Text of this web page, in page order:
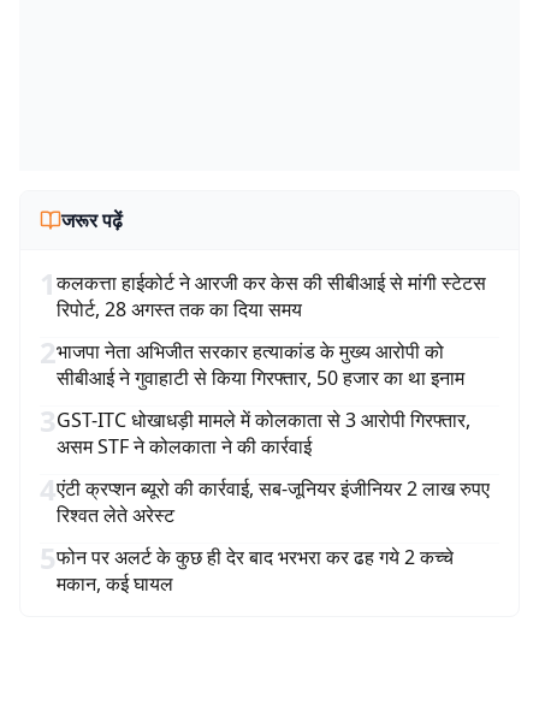
जरूर पढ़ें
1कलकत्ता हाईकोर्ट ने आरजी कर केस की सीबीआई से मांगी स्टेटस
रिपोर्ट, 28 अगस्त तक का दिया समय
2भाजपा नेता अभिजीत सरकार हत्याकांड के मुख्य आरोपी को
सीबीआई ने गुवाहाटी से किया गिरफ्तार, 50 हजार का था इनाम
3GST-ITC धोखाधड़ी मामले में कोलकाता से 3 आरोपी गिरफ्तार,
असम STF ने कोलकाता ने की कार्रवाई
4एंटी क्रप्शन ब्यूरो की कार्रवाई, सब-जूनियर इंजीनियर 2 लाख रुपए
रिश्वत लेते अरेस्ट
5फोन पर अलर्ट के कुछ ही देर बाद भरभरा कर ढह गये 2 कच्चे
मकान, कई घायल